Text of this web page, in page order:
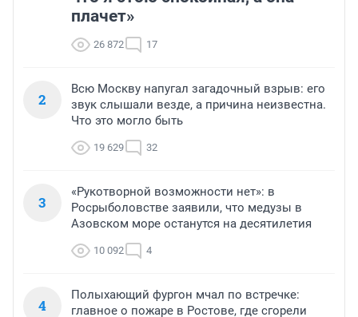
плачет»
26 872 17
2
Всю Москву напугал загадочный взрыв: его
звук слышали везде, а причина неизвестна.
Что это могло быть
19 629 32
3
«Рукотворной возможности нет»: в
Росрыболовстве заявили, что медузы в
Азовском море останутся на десятилетия
10 092 4
4
Полыхающий фургон мчал по встречке:
главное о пожаре в Ростове, где сгорели